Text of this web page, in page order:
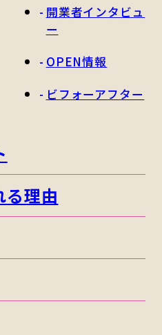
開業者インタビュ
ー
OPEN情報
ビフォーアフター
る理由